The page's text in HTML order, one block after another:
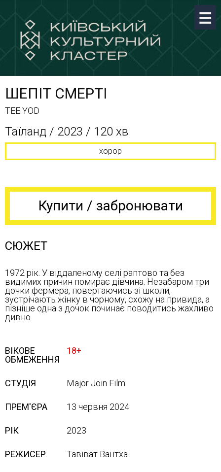
ШЕПІТ СМЕРТІ
TEE YOD
Таїланд / 2023 / 120 хв
хорор
Купити / забронювати
СЮЖЕТ
1972 рік. У віддаленому селі раптово та без
видимих причин помирає дівчина. Незабаром три
дочки фермера, повертаючись зі школи,
зустрічають жінку в чорному, схожу на привида, а
пізніше одна з дочок починає поводитись жахливо
дивно
ВІКОВЕ
ОБМЕЖЕННЯ
18+
СТУДІЯ Major Join Film
ПРЕМ'ЄРА 13 червня 2024
РІК 2023
РЕЖИСЕР Тавіват Вантха